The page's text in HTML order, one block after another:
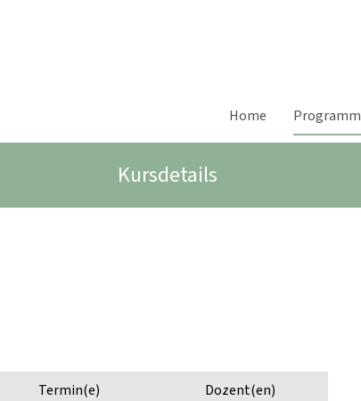
Home
Programm
Kursdetails
Termin(e) Dozent(en)